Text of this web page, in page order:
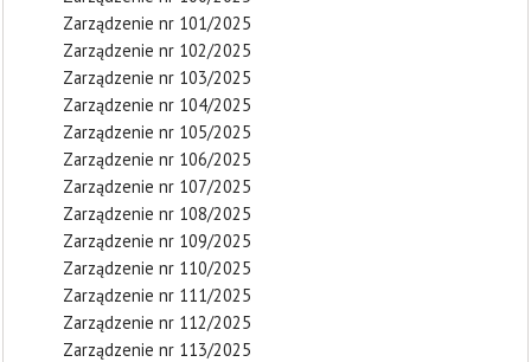
Zarządzenie nr 101/2025
Zarządzenie nr 102/2025
Zarządzenie nr 103/2025
Zarządzenie nr 104/2025
Zarządzenie nr 105/2025
Zarządzenie nr 106/2025
Zarządzenie nr 107/2025
Zarządzenie nr 108/2025
Zarządzenie nr 109/2025
Zarządzenie nr 110/2025
Zarządzenie nr 111/2025
Zarządzenie nr 112/2025
Zarządzenie nr 113/2025